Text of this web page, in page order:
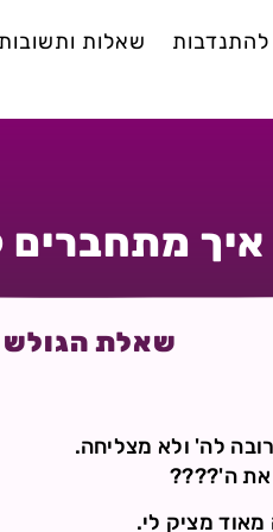
להתנדבות שאלות ותשובות
איך
שאלת הגולש
לה' ולא מצליחה.
את ה'????
מציק לי.